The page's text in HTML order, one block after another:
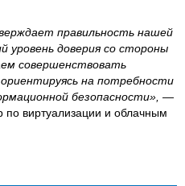
правильность нашей
уровень доверия со стороны
совершенствовать
на потребности
безопасности», —
по виртуализации и облачным